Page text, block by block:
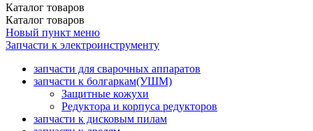
Каталог товаров
Каталог товаров
Новый пункт меню
Запчасти к электроинструменту
запчасти для сварочных аппаратов
запчасти к болгаркам(УШМ)
Защитные кожухи
Редуктора и корпуса редукторов
запчасти к дисковым пилам